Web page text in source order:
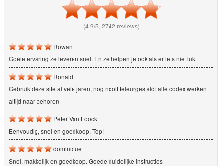
(4.9/5, 2742 reviews)
Rowan
Goeie ervaring ze leveren snel. En ze helpen je ook als er iets niet lukt
Ronald
Gebruik deze site al vele jaren, nog nooit teleurgesteld: alle codes werken
altijd naar behoren
Peter Van Loock
Eenvoudig, snel en goedkoop. Top!
dominique
Snel, makkelijk en goedkoop. Goede duidelijke instructies